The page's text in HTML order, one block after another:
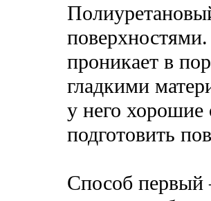
проникает в
гладкими
у него
подготовить
Способ первый